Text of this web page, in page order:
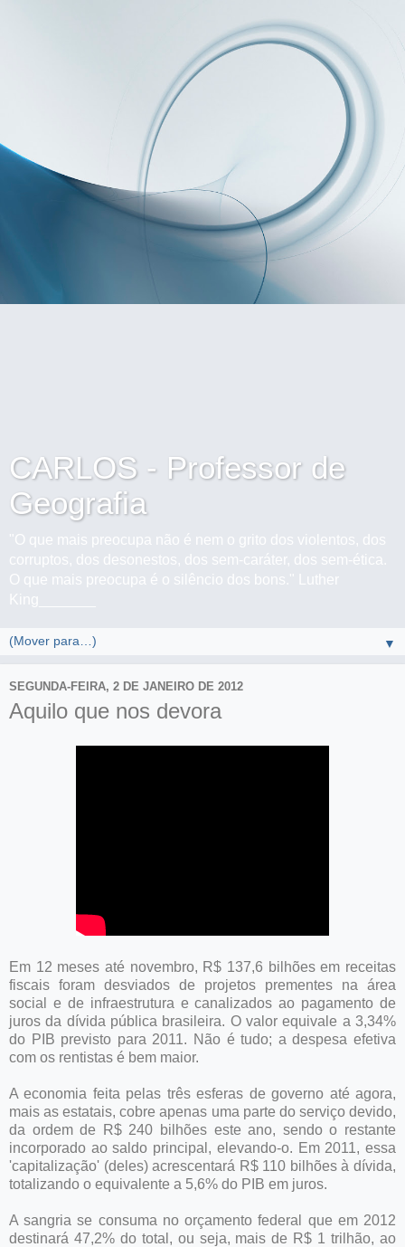
CARLOS - Professor de
Geografia
"O que mais preocupa não é nem o grito dos violentos, dos
corruptos, dos desonestos, dos sem-caráter, dos sem-ética.
O que mais preocupa é o silêncio dos bons." Luther
King_______
▼
SEGUNDA-FEIRA, 2 DE JANEIRO DE 2012
Aquilo que nos devora
Em 12 meses até novembro, R$ 137,6 bilhões em receitas
fiscais foram desviados de projetos prementes na área
social e de infraestrutura e canalizados ao pagamento de
juros da dívida pública brasileira. O valor equivale a 3,34%
do PIB previsto para 2011. Não é tudo; a despesa efetiva
com os rentistas é bem maior.
A economia feita pelas três esferas de governo até agora,
mais as estatais, cobre apenas uma parte do serviço devido,
da ordem de R$ 240 bilhões este ano, sendo o restante
incorporado ao saldo principal, elevando-o. Em 2011, essa
'capitalização' (deles) acrescentará R$ 110 bilhões à dívida,
totalizando o equivalente a 5,6% do PIB em juros.
A sangria se consuma no orçamento federal que em 2012
destinará 47,2% do total, ou seja, mais de R$ 1 trilhão, ao